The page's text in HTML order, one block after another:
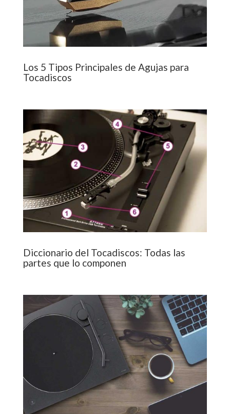
Los 5 Tipos Principales de Agujas para
Tocadiscos
Diccionario del Tocadiscos: Todas las
partes que lo componen